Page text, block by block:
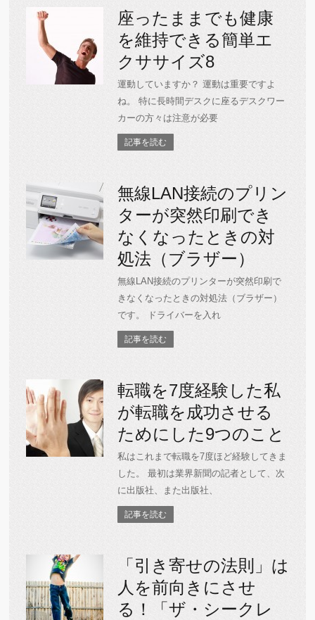
座ったままでも健康
を維持できる簡単エ
クササイズ8
運動していますか？ 運動は重要ですよ
ね。 特に長時間デスクに座るデスクワー
カーの方々は注意が必要
記事を読む
無線LAN接続のプリン
ターが突然印刷でき
なくなったときの対
処法（ブラザー）
無線LAN接続のプリンターが突然印刷で
きなくなったときの対処法（ブラザー）
です。 ドライバーを入れ
記事を読む
転職を7度経験した私
が転職を成功させる
ためにした9つのこと
私はこれまで転職を7度ほど経験してきま
した。 最初は業界新聞の記者として、次
に出版社、また出版社、
記事を読む
「引き寄せの法則」は
人を前向きにさせ
る！「ザ・シークレ